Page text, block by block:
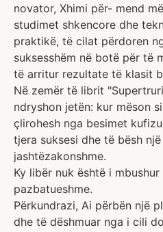
novator, Xhimi për- mend
studimet shkencore dhe
praktikë, të cilat përdoren
suksesshëm në botë për të
të arritur rezultate të klasit
Në zemër të librit
ndryshon jetën: kur mëson
çlirohesh nga besimet
tjera suksesi dhe të bësh
jashtëzakonshme.
Ky libër nuk është i
pazbatueshme.
Përkundrazi, Ai përbën një
dhe të dëshmuar nga i cili